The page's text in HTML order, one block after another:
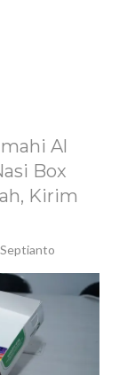
Al
Box
Kirim